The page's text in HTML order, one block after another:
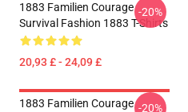
1883 Familien Courage
Survival Fashion 1883 T-Shirts
20,93 £ - 24,09 £
-20%
1883 Familien Courage -20%